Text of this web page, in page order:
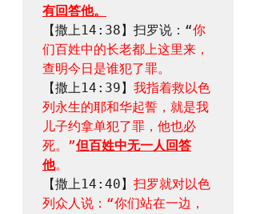
有回答他。
【撒上14:38】扫罗说：“你
们百姓中的长老都上这里来，
查明今日是谁犯了罪。
【撒上14:39】 我指着救以色
列永生的耶和华起誓，就是我
儿子约拿单犯了罪，他也必
死。”但百姓中无一人回答
他。
【撒上14:40】 扫罗就对以色
列众人说：“你们站在一边，